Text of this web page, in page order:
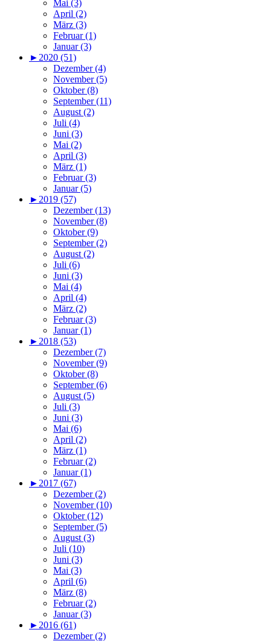
Mai (3)
April (2)
März (3)
Februar (1)
Januar (3)
► 2020 (51)
Dezember (4)
November (5)
Oktober (8)
September (11)
August (2)
Juli (4)
Juni (3)
Mai (2)
April (3)
März (1)
Februar (3)
Januar (5)
► 2019 (57)
Dezember (13)
November (8)
Oktober (9)
September (2)
August (2)
Juli (6)
Juni (3)
Mai (4)
April (4)
März (2)
Februar (3)
Januar (1)
► 2018 (53)
Dezember (7)
November (9)
Oktober (8)
September (6)
August (5)
Juli (3)
Juni (3)
Mai (6)
April (2)
März (1)
Februar (2)
Januar (1)
► 2017 (67)
Dezember (2)
November (10)
Oktober (12)
September (5)
August (3)
Juli (10)
Juni (3)
Mai (3)
April (6)
März (8)
Februar (2)
Januar (3)
► 2016 (61)
Dezember (2)